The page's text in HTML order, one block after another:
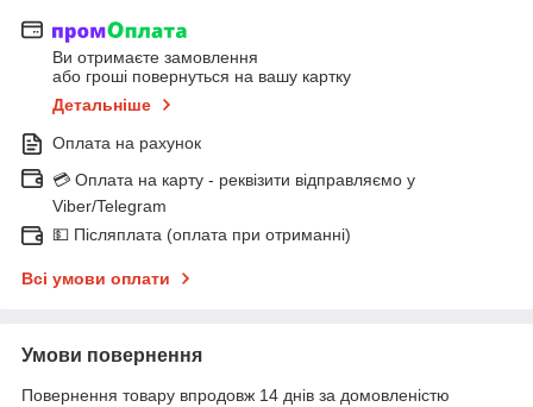
Ви отримаєте замовлення
або гроші повернуться на вашу картку
Детальніше
Оплата на рахунок
💳 Оплата на карту - реквізити відправляємо у
Viber/Telegram
💵 Післяплата (оплата при отриманні)
Всі умови оплати
Умови повернення
Повернення товару впродовж 14 днів за домовленістю